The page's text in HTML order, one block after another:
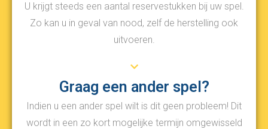
U krijgt steeds een aantal reservestukken bij uw spel.
Zo kan u in geval van nood, zelf de herstelling ook
uitvoeren.
Graag een ander spel?
Indien u een ander spel wilt is dit geen probleem! Dit
wordt in een zo kort mogelijke termijn omgewisseld